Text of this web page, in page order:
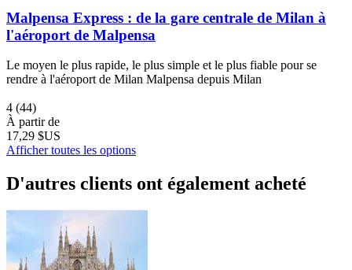
Malpensa Express : de la gare centrale de Milan à
l'aéroport de Malpensa
Le moyen le plus rapide, le plus simple et le plus fiable pour se
rendre à l'aéroport de Milan Malpensa depuis Milan
4 (44)
À partir de
17,29 $US
Afficher toutes les options
D'autres clients ont également acheté